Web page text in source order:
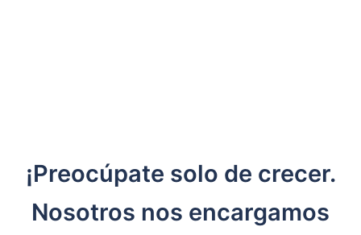
¡Preocúpate solo de crecer.
Nosotros nos encargamos